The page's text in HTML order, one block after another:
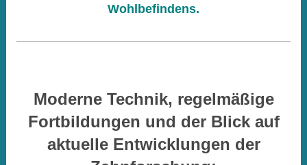
Wohlbefindens.
Moderne Technik, regelmäßige
Fortbildungen und der Blick auf
aktuelle Entwicklungen der